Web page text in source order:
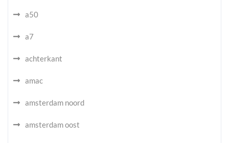
a50
a7
achterkant
amac
amsterdam noord
amsterdam oost